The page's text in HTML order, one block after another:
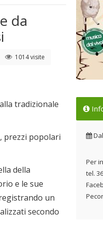
da
1014 visite
La
tradizionale
prezzi popolari
della
e le sue
un
secondo
Per
tel.